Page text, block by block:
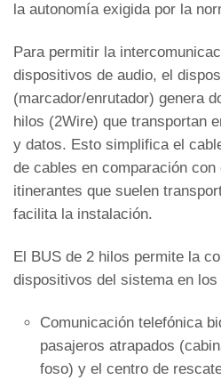
la autonomía exigida por la
Para permitir la
dispositivos de audio, el
(marcador/enrutador) genera
hilos (2Wire) que transportan
y datos. Esto simplifica el
de cables en comparación con
itinerantes que suelen
facilita la instalación.
El BUS de 2 hilos permite la
dispositivos del sistema en
Comunicación telefónica
pasajeros atrapados
foso) y el centro de